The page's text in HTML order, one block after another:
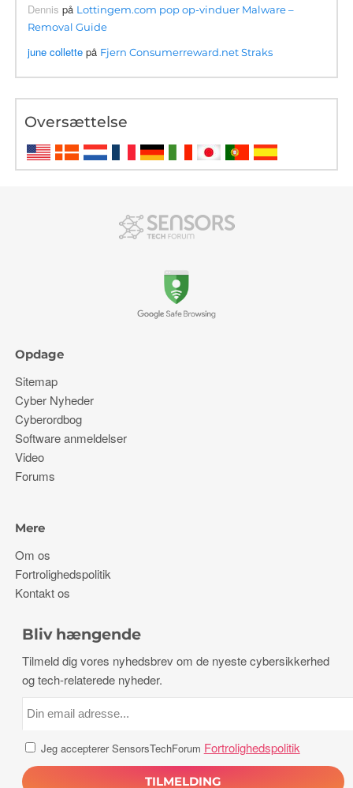
Dennis på Lottingem.com pop op-vinduer Malware –
Removal Guide
june collette på Fjern Consumerreward.net Straks
Oversættelse
Opdage
Sitemap
Cyber ​​Nyheder
Cyberordbog
Software anmeldelser
Video
Forums
Mere
Om os
Fortrolighedspolitik
Kontakt os
Bliv hængende
Tilmeld dig vores nyhedsbrev om de nyeste cybersikkerhed
og tech-relaterede nyheder.
Jeg accepterer SensorsTechForum Fortrolighedspolitik